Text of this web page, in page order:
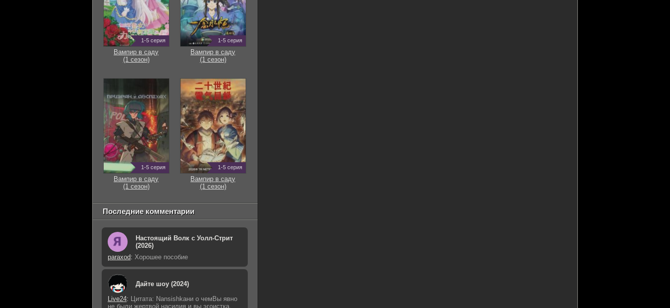
1-5 серия
Вампир в саду
(1 сезон)
1-5 серия
Вампир в саду
(1 сезон)
1-5 серия
Вампир в саду
(1 сезон)
1-5 серия
Вампир в саду
(1 сезон)
Последние комментарии
Настоящий Волк с Уолл-Стрит
(2026)
paraxod: Хорошее пособие
Дайте шоу (2024)
Live24: Цитата: Nansishkaни о чемВы явно
не были жертвой насилия и вы эгоистка.